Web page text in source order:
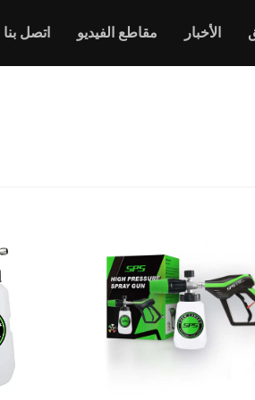
الأخبار مقاطع الفيديو اتصل بنا